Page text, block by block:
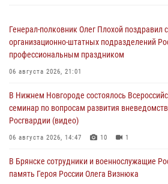
Генерал-полковник Олег Плохой поздравил
организационно-штатных подразделений
профессиональным праздником
06 августа 2026, 21:01
В Нижнем Новгороде состоялось
семинар по вопросам развития
Росгвардии (видео)
06 августа 2026, 14:47 10 1
В Брянске сотрудники и военнослужащие
память Героя России Олега Визнюка